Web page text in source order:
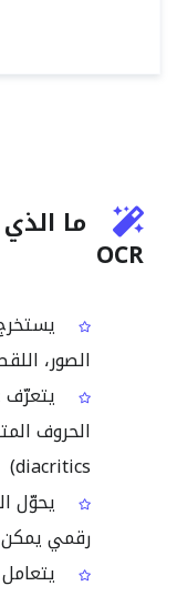
OCR
الصور،
يتعرّف
الحروف
diacritics)
يحوّل
رقمي يمكن